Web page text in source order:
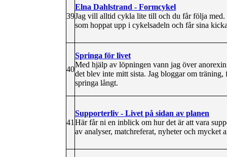
39
Elna Dahlstrand - Formcykel
Jag vill alltid cykla lite till och du får följa
som hoppat upp i cykelsadeln och får sina
40
Springa för livet
Med hjälp av löpningen vann jag över
det blev inte mitt sista. Jag bloggar om
springa långt.
41
Supporterliv - Livet på sidan av planen
Här får ni en inblick om hur det är att vara
av analyser, matchreferat, nyheter och mycket